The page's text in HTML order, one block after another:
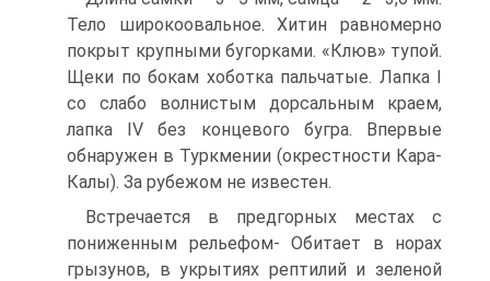
Тело широкоовальное. Хитин равномерно
покрыт крупными бугорками. «Клюв» тупой.
Щеки по бокам хоботка пальчатые. Лапка I
со слабо волнистым дорсальным краем,
лапка IV без концевого бугра. Впервые
обнаружен в Туркмении (окрестности Кара-
Калы). За рубежом не известен.
Встречается в предгорных местах с
пониженным рельефом- Обитает в норах
грызунов, в укрытиях рептилий и зеленой